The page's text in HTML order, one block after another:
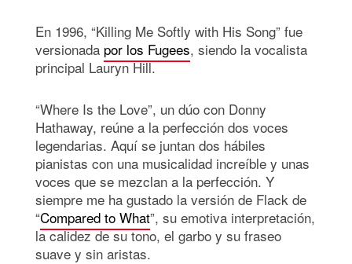
En 1996, “Killing Me Softly with His Song” fue
versionada por los Fugees, siendo la vocalista
principal Lauryn Hill.
“Where Is the Love”, un dúo con Donny
Hathaway, reúne a la perfección dos voces
legendarias. Aquí se juntan dos hábiles
pianistas con una musicalidad increíble y unas
voces que se mezclan a la perfección. Y
siempre me ha gustado la versión de Flack de
“Compared to What”, su emotiva interpretación,
la calidez de su tono, el garbo y su fraseo
suave y sin aristas.